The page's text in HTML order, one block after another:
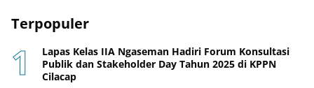
Terpopuler
Lapas Kelas IIA Ngaseman Hadiri Forum Konsultasi
Publik dan Stakeholder Day Tahun 2025 di KPPN
Cilacap